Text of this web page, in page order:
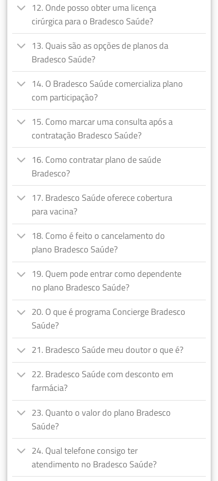
12. Onde posso obter uma licença
cirúrgica para o Bradesco Saúde?
13. Quais são as opções de planos da
Bradesco Saúde?
14. O Bradesco Saúde comercializa plano
com participação?
15. Como marcar uma consulta após a
contratação Bradesco Saúde?
16. Como contratar plano de saúde
Bradesco?
17. Bradesco Saúde oferece cobertura
para vacina?
18. Como é feito o cancelamento do
plano Bradesco Saúde?
19. Quem pode entrar como dependente
no plano Bradesco Saúde?
20. O que é programa Concierge Bradesco
Saúde?
21. Bradesco Saúde meu doutor o que é?
22. Bradesco Saúde com desconto em
farmácia?
23. Quanto o valor do plano Bradesco
Saúde?
24. Qual telefone consigo ter
atendimento no Bradesco Saúde?